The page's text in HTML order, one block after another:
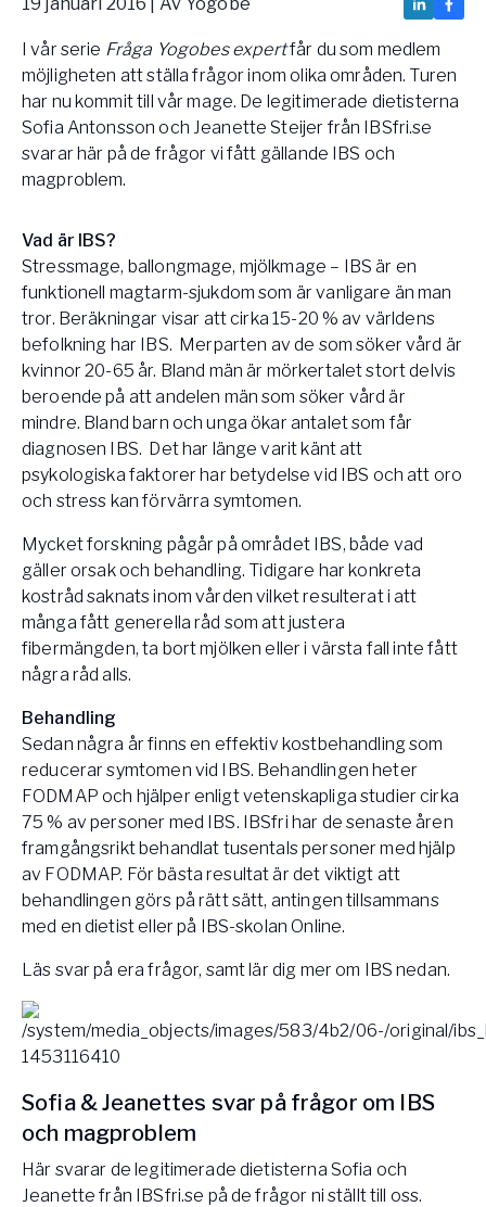
Så stöttar Yogobe patienter, förskrivare och sjukvården
FaR
Fysisk aktivitet på recept
Företag
Stöd till arbetsgivare, försäkringsbolag & organisationer
Pausa Smart
Yogobe för yogalärare
Hotell & Konferens
I vår serie Fråga Yogobes expertfår du som medlem
möjligheten att ställa frågor inom olika områden. Turen
har nu kommit till vår mage. De legitimerade dietisterna
Sofia Antonsson och Jeanette Steijer från IBSfri.se
svarar här på de frågor vi fått gällande IBS och
magproblem.
Vad är IBS?
Stressmage, ballongmage, mjölkmage – IBS är en
funktionell magtarm-sjukdom som är vanligare än man
tror. Beräkningar visar att cirka 15-20 % av världens
befolkning har IBS. Merparten av de som söker vård är
kvinnor 20-65 år. Bland män är mörkertalet stort delvis
beroende på att andelen män som söker vård är
mindre. Bland barn och unga ökar antalet som får
diagnosen IBS. Det har länge varit känt att
psykologiska faktorer har betydelse vid IBS och att oro
och stress kan förvärra symtomen.
Mycket forskning pågår på området IBS, både vad
gäller orsak och behandling. Tidigare har konkreta
kostråd saknats inom vården vilket resulterat i att
många fått generella råd som att justera
fibermängden, ta bort mjölken eller i värsta fall inte fått
några råd alls.
Behandling
Sedan några år finns en effektiv kostbehandling som
reducerar symtomen vid IBS. Behandlingen heter
FODMAP och hjälper enligt vetenskapliga studier cirka
75 % av personer med IBS. IBSfri har de senaste åren
framgångsrikt behandlat tusentals personer med hjälp
av FODMAP. För bästa resultat är det viktigt att
behandlingen görs på rätt sätt, antingen tillsammans
med en dietist eller på IBS-skolan Online.
Läs svar på era frågor, samt lär dig mer om IBS nedan.
Sofia & Jeanettes svar på frågor om IBS
och magproblem
Här svarar de legitimerade dietisterna Sofia och
Jeanette från IBSfri.se på de frågor ni ställt till oss.